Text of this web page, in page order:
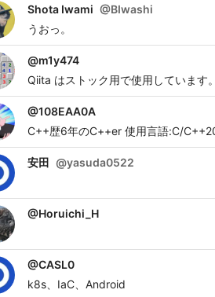
Shota Iwami @BIwashi
うおっ。
@m1y474
Qiita はストック用で使用していま
@108EAA0A
C++歴6年のC++er 使用言語:C/
安田 @yasuda0522
@Horuichi_H
@CASL0
k8s、IaC、Android